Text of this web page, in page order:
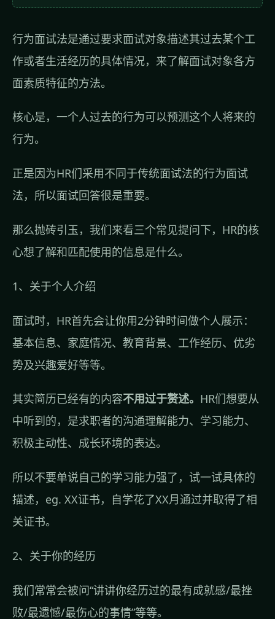
行为面试法是通过要求面试对象描述其过去某个工
作或者生活经历的具体情况，来了解面试对象各方
面素质特征的方法。
核心是，一个人过去的行为可以预测这个人将来的
行为。
正是因为HR们采用不同于传统面试法的行为面试
法，所以面试回答很是重要。
那么抛砖引玉，我们来看三个常见提问下，HR的核
心想了解和匹配使用的信息是什么。
1、关于个人介绍
面试时，HR首先会让你用2分钟时间做个人展示：
基本信息、家庭情况、教育背景、工作经历、优劣
势及兴趣爱好等等。
其实简历已经有的内容不用过于赘述。 HR们想要从
中听到的，是求职者的沟通理解能力、学习能力、
积极主动性、成长环境的表达。
所以不要单说自己的学习能力强了，试一试具体的
描述，eg. XX证书，自学花了XX月通过并取得了相
关证书。
2、关于你的经历
我们常常会被问“讲讲你经历过的最有成就感/最挫
败/最遗憾/最伤心的事情”等等。